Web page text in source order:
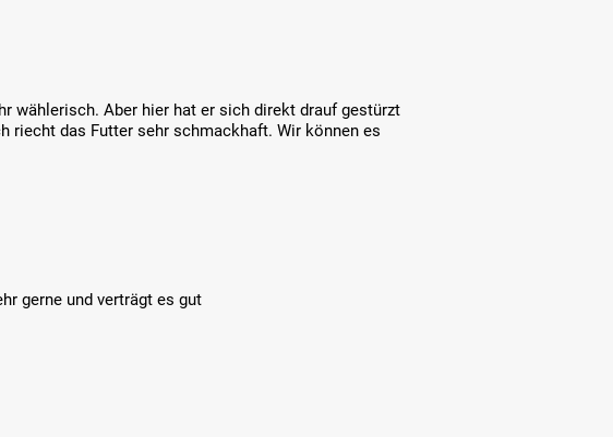
wählerisch. Aber hier hat er sich direkt drauf gestürzt
riecht das Futter sehr schmackhaft. Wir können es
gerne und verträgt es gut